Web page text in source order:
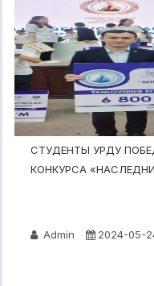
СТУДЕНТЫ УРДУ
КОНКУРСА
Admin 2024-05-